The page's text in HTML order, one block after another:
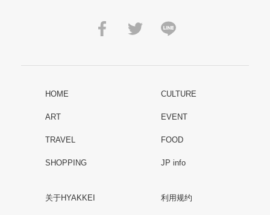
HOME CULTURE
ART EVENT
TRAVEL FOOD
SHOPPING JP info
关于HYAKKEI 利用规约